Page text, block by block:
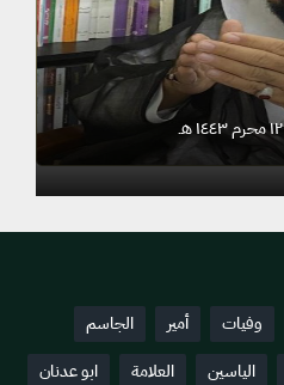
عبدالله محمد البحراني
الليلة الثانية عشر : من قتلنا ؟ - - ١٢ محرم ١٤٤٣ هـ
وفيات أمير
الجاسم
الياسين العلامة
ابو عدنان